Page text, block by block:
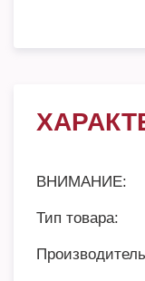
ВНИМАНИЕ:
Тип товара: